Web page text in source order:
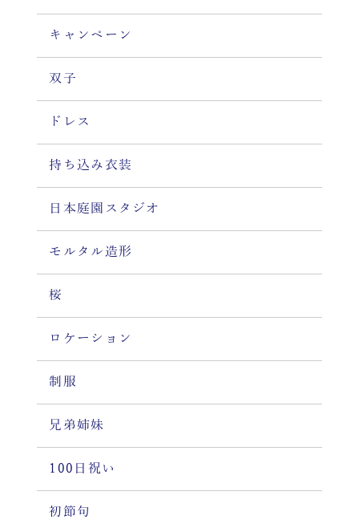
キャンペーン
双子
ドレス
持ち込み衣装
日本庭園スタジオ
モルタル造形
桜
ロケーション
制服
兄弟姉妹
100日祝い
初節句